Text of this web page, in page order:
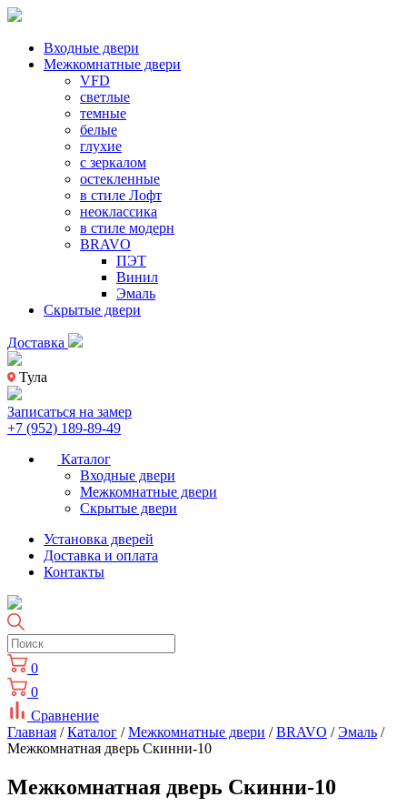
Входные двери
Межкомнатные двери
VFD
светлые
темные
белые
глухие
с зеркалом
остекленные
в стиле Лофт
неоклассика
в стиле модерн
BRAVO
ПЭТ
Винил
Эмаль
Скрытые двери
Доставка
Тула
Записаться на замер
+7 (952) 189-89-49
Каталог
Входные двери
Межкомнатные двери
Скрытые двери
Установка дверей
Доставка и оплата
Контакты
0
0
Сравнение
Главная /Каталог /Межкомнатные двери /BRAVO /Эмаль /
Межкомнатная дверь Скинни-10
Межкомнатная дверь Скинни-10